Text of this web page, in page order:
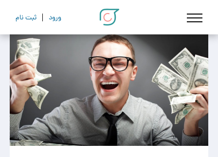
ورود ثبت نام